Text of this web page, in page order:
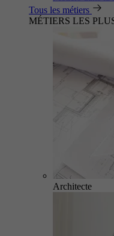
Tous les métiers
MÉTIERS LES
Architecte